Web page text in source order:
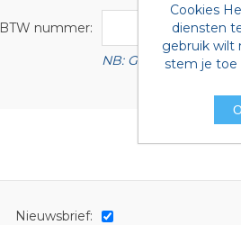
BTW nummer:
NB: Geef BTW
Nieuwsbrief:
Cookies
diensten
gebruik wilt
stem je toe